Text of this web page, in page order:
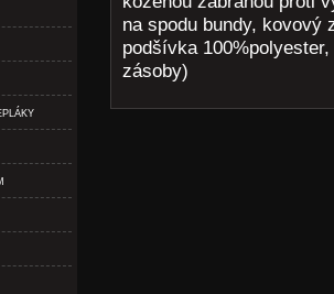
na spodu bundy, kovový
podšívka
zásoby)